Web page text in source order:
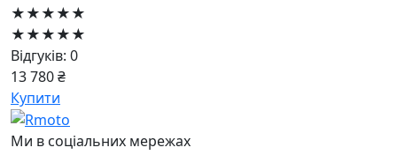
★★★★★
★★★★★
Відгуків: 0
13 780 ₴
Купити
Ми в соціальних мережах